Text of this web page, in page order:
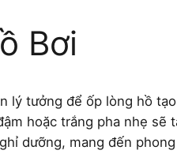
Bơi
lý tưởng để ốp lòng hồ
hoặc trắng pha nhẹ
dưỡng, mang đến